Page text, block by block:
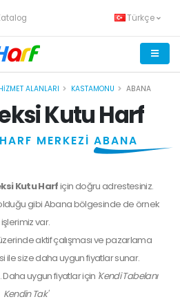
Türkçe
ALANLARI KASTAMONU ABANA
Kutu Harf
MERKEZİ ABANA
Kutu Harfiçin doğru adrestesiniz.
gibi Abana bölgesinde de örnek
işlerimiz var.
aktif çalışması ve pazarlama
ile size daha uygun fiyatlar sunar.
Daha uygun fiyatlar için 'Kendi Tabelanı
Kendin Tak'